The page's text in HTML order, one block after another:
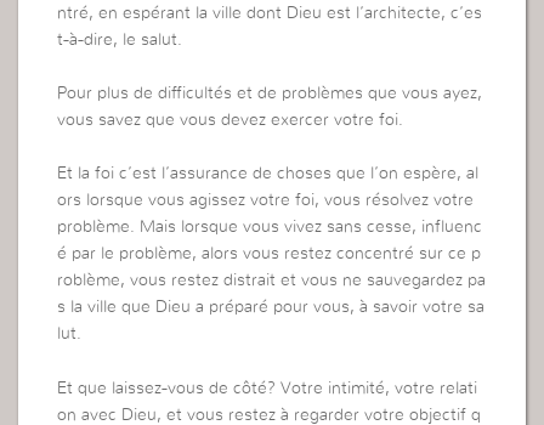
ntré, en espérant la ville dont Dieu est l’architecte, c’es
t-à-dire, le salut.
Pour plus de difficultés et de problèmes que vous ayez,
vous savez que vous devez exercer votre foi.
Et la foi c’est l’assurance de choses que l’on espère, al
ors lorsque vous agissez votre foi, vous résolvez votre
problème. Mais lorsque vous vivez sans cesse, influenc
é par le problème, alors vous restez concentré sur ce p
roblème, vous restez distrait et vous ne sauvegardez pa
s la ville que Dieu a préparé pour vous, à savoir votre sa
lut.
Et que laissez-vous de côté? Votre intimité, votre relati
on avec Dieu, et vous restez à regarder votre objectif q